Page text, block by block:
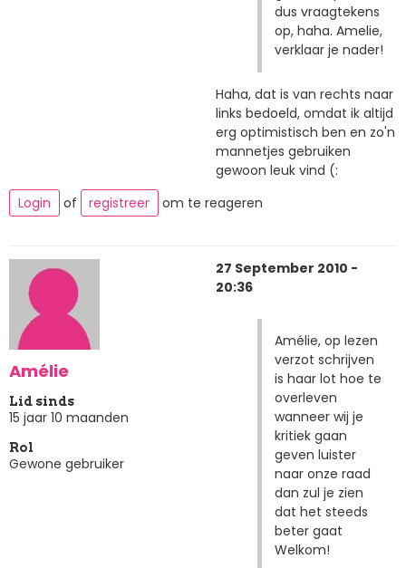
dus vraagtekens
op, haha. Amelie,
verklaar je nader!
Haha, dat is van rechts naar
links bedoeld, omdat ik altijd
erg optimistisch ben en zo'n
mannetjes gebruiken
gewoon leuk vind (:
Login
of registreer om te reageren
Amélie
Lid sinds
15 jaar 10 maanden
Rol
Gewone gebruiker
27 September 2010 -
20:36
Amélie, op lezen
verzot schrijven
is haar lot hoe te
overleven
wanneer wij je
kritiek gaan
geven luister
naar onze raad
dan zul je zien
dat het steeds
beter gaat
Welkom!